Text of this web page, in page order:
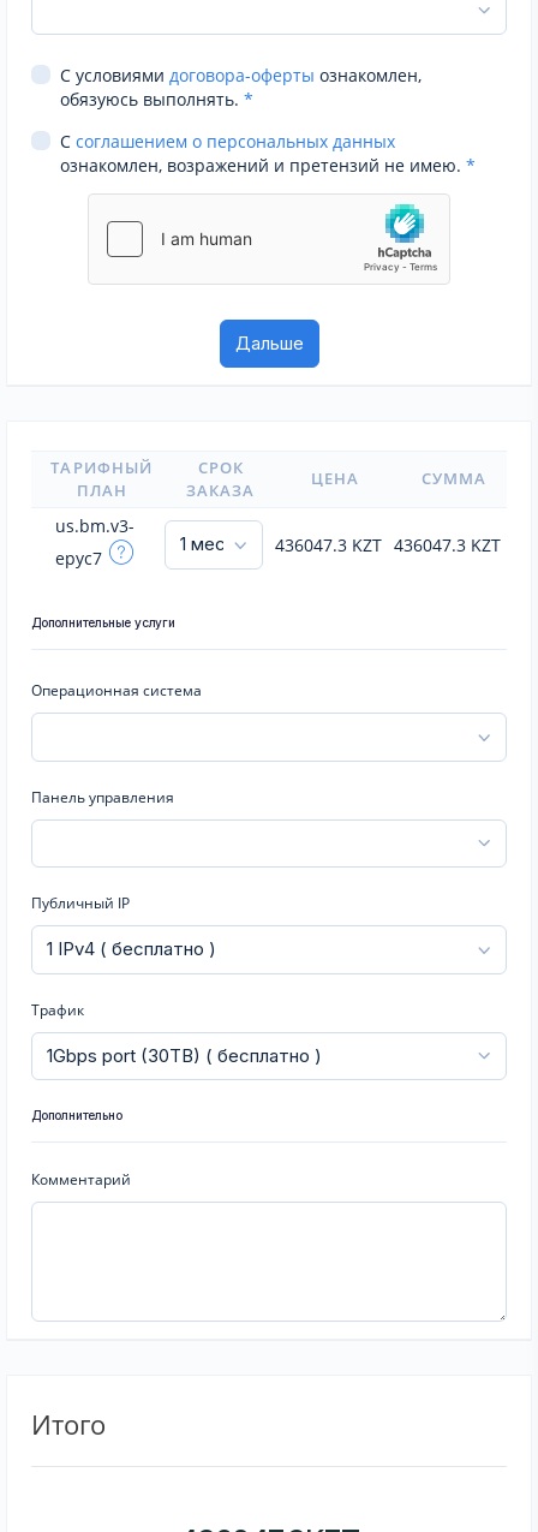
С условиями договора-оферты ознакомлен,
обязуюсь выполнять. *
С соглашением о персональных данных
ознакомлен, возражений и претензий не имею. *
ТАРИФНЫЙ
ПЛАН
СРОК
ЗАКАЗА
ЦЕНА СУММА
us.bm.v3-
epyc7
436047.3 KZT 436047.3 KZT
Дополнительные услуги
Операционная система
Панель управления
Публичный IP
Трафик
Дополнительно
Комментарий
Итого